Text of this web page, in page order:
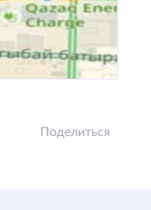
Поделиться